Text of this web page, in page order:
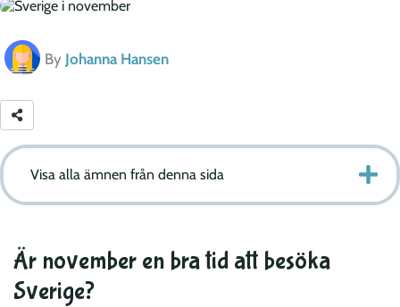
By Johanna Hansen
Visa alla ämnen från denna sida
Är november en bra tid att besöka
Sverige?